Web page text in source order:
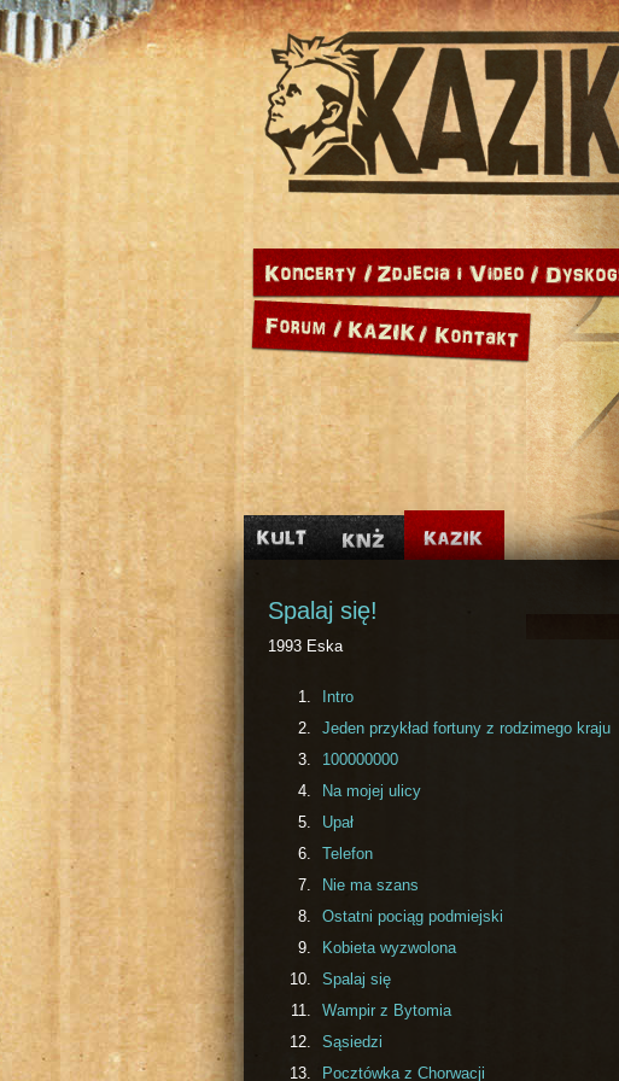
Spalaj się!
1993 Eska
Intro
Jeden przykład fortuny z rodzimego kraju
100000000
Na mojej ulicy
Upał
Telefon
Nie ma szans
Ostatni pociąg podmiejski
Kobieta wyzwolona
Spalaj się
Wampir z Bytomia
Sąsiedzi
Pocztówka z Chorwacji